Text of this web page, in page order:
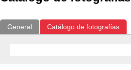
General Catálogo de fotografías